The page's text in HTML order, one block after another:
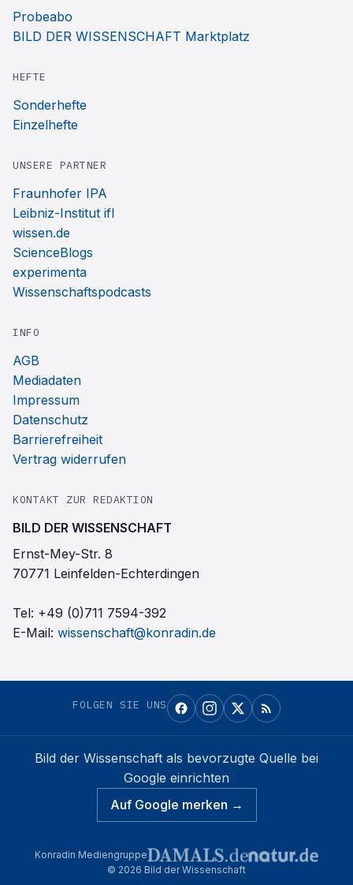
Probeabo
BILD DER WISSENSCHAFT Marktplatz
HEFTE
Sonderhefte
Einzelhefte
UNSERE PARTNER
Fraunhofer IPA
Leibniz-Institut ifl
wissen.de
ScienceBlogs
experimenta
Wissenschaftspodcasts
INFO
AGB
Mediadaten
Impressum
Datenschutz
Barrierefreiheit
Vertrag widerrufen
KONTAKT ZUR REDAKTION
BILD DER WISSENSCHAFT
Ernst-Mey-Str. 8
70771 Leinfelden-Echterdingen
Tel: +49 (0)711 7594-392
E-Mail: wissenschaft@konradin.de
FOLGEN SIE UNS
Bild der Wissenschaft als bevorzugte Quelle bei
Google einrichten
Auf Google merken →
Konradin Mediengruppe
© 2026 Bild der Wissenschaft